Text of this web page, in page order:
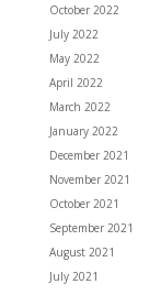
October 2022
July 2022
May 2022
April 2022
March 2022
January 2022
December 2021
November 2021
October 2021
September 2021
August 2021
July 2021